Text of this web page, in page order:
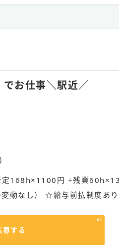
お仕事＼駅近／
）
168h×1100円 +残業
動なし） ☆給与前払制度あ
募する